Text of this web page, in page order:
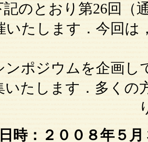
記のとおり第26回（
いたします．今回は
ンポジウムを企画し
いたします．多くの
日時：２００８年５